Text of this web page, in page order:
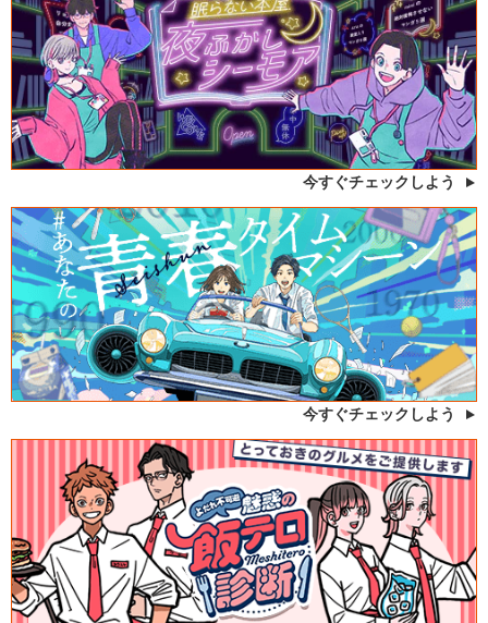
今すぐチェックしよう
今すぐチェックしよう